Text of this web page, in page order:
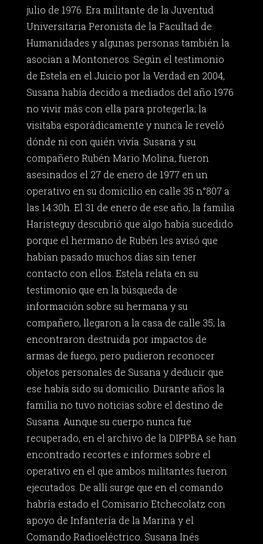
julio de 1976. Era militante de la Juventud
Universitaria Peronista de la Facultad de
Humanidades y algunas personas también la
asocian a Montoneros. Según el testimonio
de Estela en el Juicio por la Verdad en 2004,
Susana había decido a mediados del año 1976
no vivir más con ella para protegerla; la
visitaba esporádicamente y nunca le reveló
dónde ni con quién vivía. Susana y su
compañero Rubén Mario Molina, fueron
asesinados el 27 de enero de 1977 en un
operativo en su domicilio en calle 35 n°807 a
las 14:30h. El 31 de enero de ese año, la familia
Haristeguy descubrió que algo había sucedido
porque el hermano de Rubén les avisó que
habían pasado muchos días sin tener
contacto con ellos. Estela relata en su
testimonio que en la búsqueda de
información sobre su hermana y su
compañero, llegaron a la casa de calle 35; la
encontraron destruida por impactos de
armas de fuego, pero pudieron reconocer
objetos personales de Susana y deducir que
ese había sido su domicilio. Durante años la
familia no tuvo noticias sobre el destino de
Susana. Aunque su cuerpo nunca fue
recuperado, en el archivo de la DIPPBA se han
encontrado recortes e informes sobre el
operativo en el que ambos militantes fueron
ejecutados. De allí surge que en el comando
habría estado el Comisario Etchecolatz con
apoyo de Infantería de la Marina y el
Comando Radioeléctrico. Susana Inés